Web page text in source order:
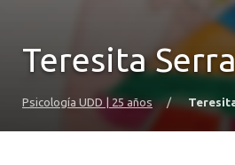
Teresita
Psicología UDD | 25 años /